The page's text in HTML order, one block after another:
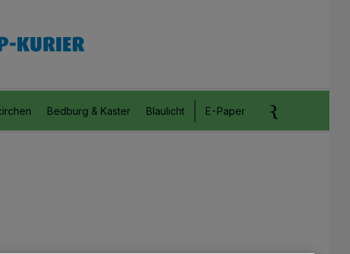
Bedburg & Kaster Blaulicht E-Paper Anzeigen aufgeben